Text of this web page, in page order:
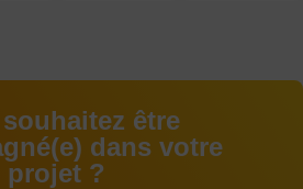
être
dans votre
projet ?